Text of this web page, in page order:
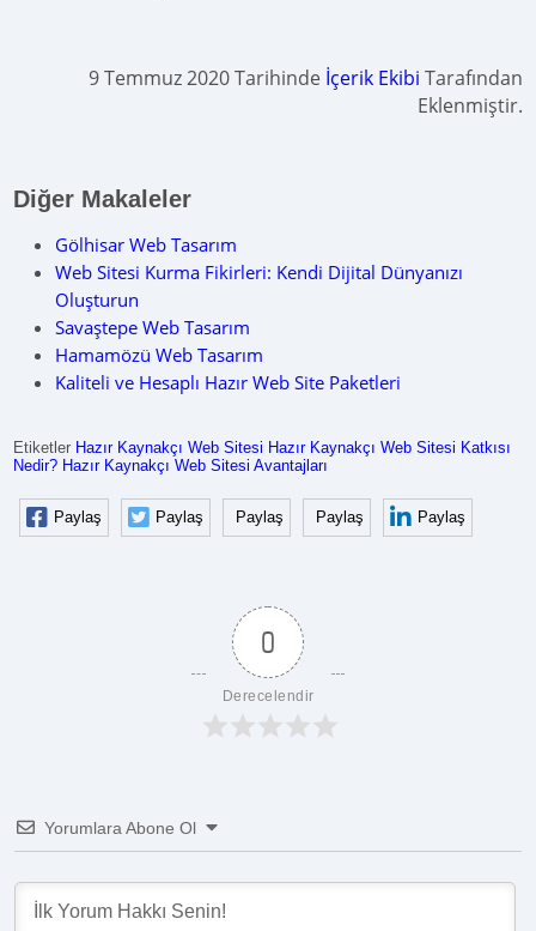
9 Temmuz 2020 Tarihinde İçerik Ekibi Tarafından
Eklenmiştir.
Diğer Makaleler
Gölhisar Web Tasarım
Web Sitesi Kurma Fikirleri: Kendi Dijital Dünyanızı
Oluşturun
Savaştepe Web Tasarım
Hamamözü Web Tasarım
Kaliteli ve Hesaplı Hazır Web Site Paketleri
Etiketler Hazır Kaynakçı Web Sitesi Hazır Kaynakçı Web Sitesi Katkısı
Nedir? Hazır Kaynakçı Web Sitesi Avantajları
Paylaş Paylaş Paylaş Paylaş Paylaş
0
Derecelendir
Yorumlara Abone Ol